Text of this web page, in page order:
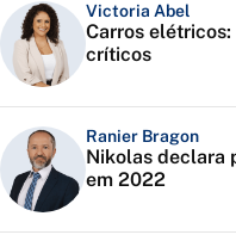
Victoria Abel
Carros
críticos
Ranier Bragon
Nikolas declara
em 2022